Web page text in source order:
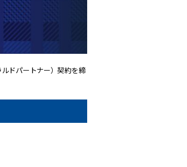
ドパートナー）契約を締